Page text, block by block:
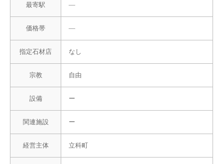
最寄駅 ―
価格帯 ―
指定石材店 なし
宗教 自由
設備 ー
関連施設 ー
経営主体 立科町